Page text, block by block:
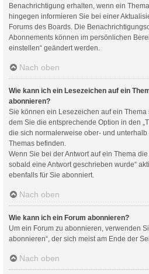
Benachrichtigung erhalten, wenn ein
hingegen informieren Sie bei einer
Forums des Boards. Die
Abonnements können im persönlichen
einstellen“ geändert werden.
Nach oben
Wie kann ich ein Lesezeichen auf ein
abonnieren?
Sie können ein Lesezeichen auf ein
dem Sie die entsprechende Option in den
die sich normalerweise ober- und
Themas befinden.
Wenn Sie bei der Antwort auf ein Thema
sobald eine Antwort geschrieben wurde“
ebenfalls für Sie abonniert.
Nach oben
Wie kann ich ein Forum abonnieren?
Um ein Forum zu abonnieren, verwenden
abonnieren“, der sich meist am Ende der
Nach oben